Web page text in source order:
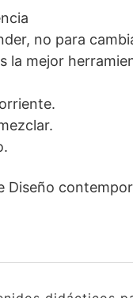
no para
la mejor
Diseño